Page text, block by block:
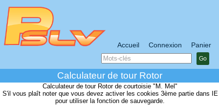
Accueil Connexion Panier
Go
Calculateur de tour Rotor
Calculateur de tour Rotor de courtoisie "M. Mel"
S'il vous plaît noter que vous devez activer les cookies 3ème partie dans IE
pour utiliser la fonction de sauvegarde.